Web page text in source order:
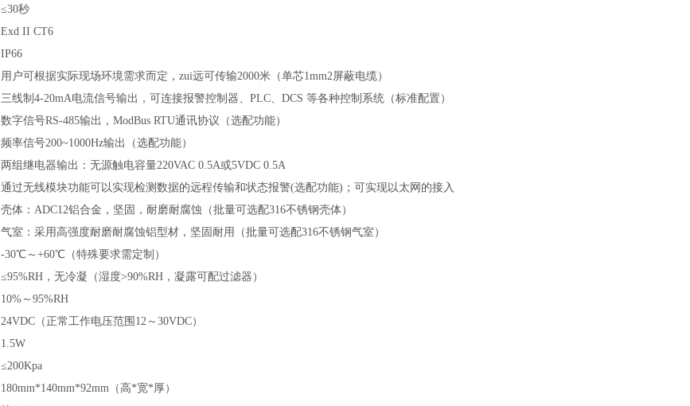
≤30秒
Exd II CT6
IP66
用户可根据实际现场环境需求而定，zui远可传输2000米（单芯1mm2屏蔽电缆）
三线制4-20mA电流信号输出，可连接报警控制器、PLC、DCS 等各种控制系统（标准配置）
数字信号RS-485输出， ModBus RTU通讯协议 （选配功能）
频率信号200~1000Hz输出（选配功能）
两组继电器输出：无源触电容量220VAC 0.5A或5VDC 0.5A
通过无线模块功能可以实现检测数据的远程传输和状态报警(选配功能)；可实现以太网的接入
壳体：ADC12铝合金，坚固，耐磨耐腐蚀（批量可选配316不锈钢壳体）
气室：采用高强度耐磨耐腐蚀铝型材，坚固耐用（批量可选配316不锈钢气室）
-30℃～+60℃（特殊要求需定制）
≤95%RH，无冷凝（湿度>90%RH，凝露可配过滤器）
10%～95%RH
24VDC（正常工作电压范围12～30VDC）
1.5W
≤200Kpa
180mm*140mm*92mm（高*宽*厚）